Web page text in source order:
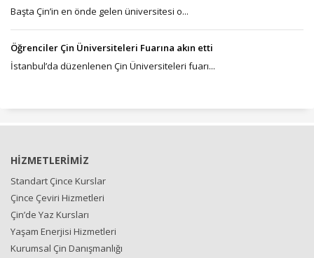
Başta Çin’in en önde gelen üniversitesi o...
Öğrenciler Çin Üniversiteleri Fuarına akın etti
İstanbul’da düzenlenen Çin Üniversiteleri fuarı...
HİZMETLERİMİZ
Standart Çince Kurslar
Çince Çeviri Hizmetleri
Çin’de Yaz Kursları
Yaşam Enerjisi Hizmetleri
Kurumsal Çin Danışmanlığı